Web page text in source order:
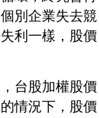
別企業失去競
利一樣，股價
台股加權股價
情況下，股價